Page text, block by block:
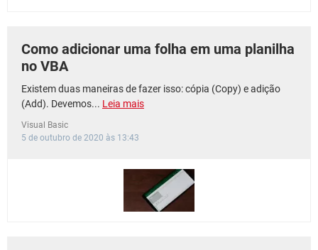
Como adicionar uma folha em uma planilha
no VBA
Existem duas maneiras de fazer isso: cópia (Copy) e adição
(Add). Devemos... Leia mais
Visual Basic
5 de outubro de 2020 às 13:43